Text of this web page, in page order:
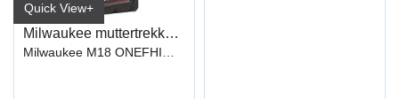
Quick View+
Milwaukee muttertrekker 1/2" ONE-KEY™
Milwaukee M18 ONEFHIWF12-502X